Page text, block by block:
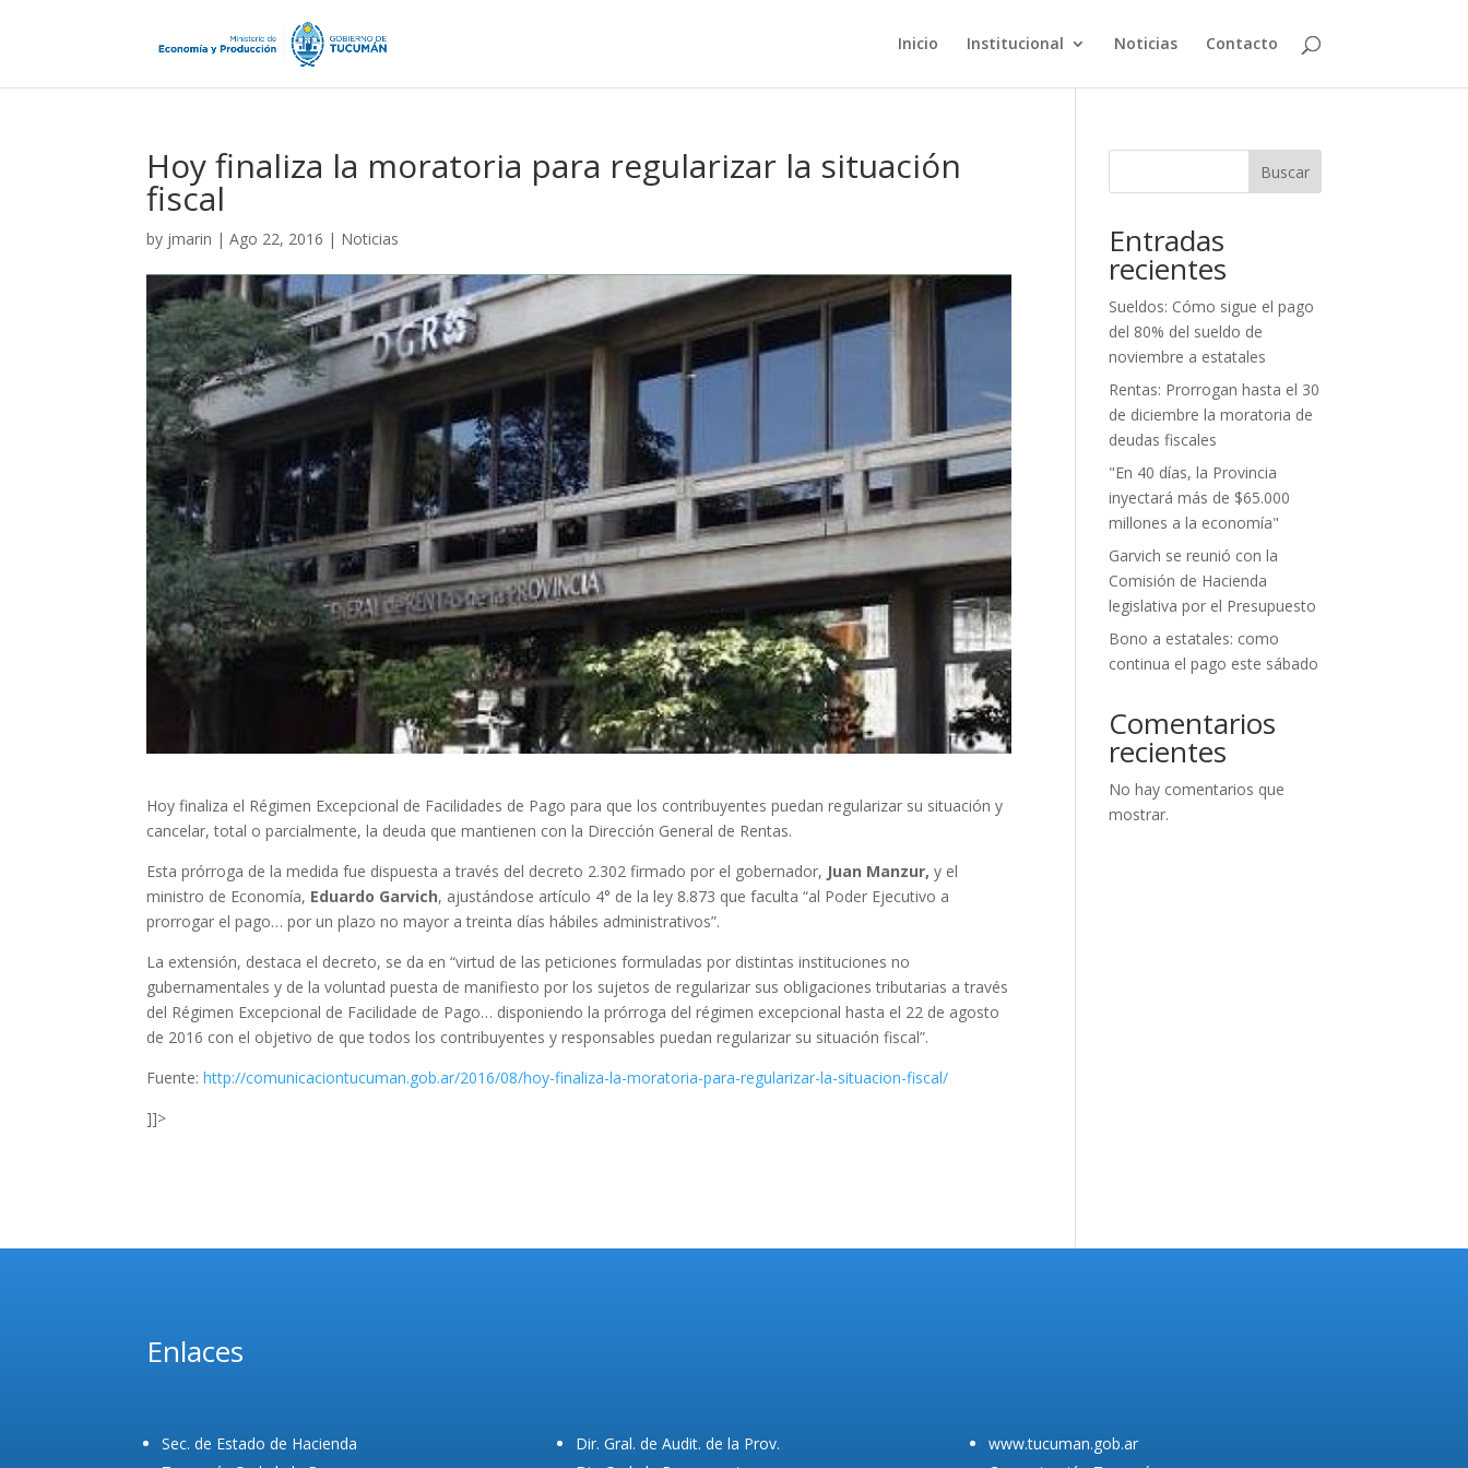
Inicio Institucional Noticias Contacto
Hoy finaliza la moratoria para regularizar la situación
fiscal
by jmarin |Ago 22, 2016 | Noticias
Hoy finaliza el Régimen Excepcional de Facilidades de Pago para que los contribuyentes puedan regularizar su situación y
cancelar, total o parcialmente, la deuda que mantienen con la Dirección General de Rentas.
Esta prórroga de la medida fue dispuesta a través del decreto 2.302 firmado por el gobernador, Juan Manzur, y el
ministro de Economía, Eduardo Garvich, ajustándose artículo 4° de la ley 8.873 que faculta “al Poder Ejecutivo a
prorrogar el pago… por un plazo no mayor a treinta días hábiles administrativos”.
La extensión, destaca el decreto, se da en “virtud de las peticiones formuladas por distintas instituciones no
gubernamentales y de la voluntad puesta de manifiesto por los sujetos de regularizar sus obligaciones tributarias a través
del Régimen Excepcional de Facilidade de Pago… disponiendo la prórroga del régimen excepcional hasta el 22 de agosto
de 2016 con el objetivo de que todos los contribuyentes y responsables puedan regularizar su situación fiscal”.
Fuente:http://comunicaciontucuman.gob.ar/2016/08/hoy-finaliza-la-moratoria-para-regularizar-la-situacion-fiscal/
]]>
Buscar
Entradas
recientes
Sueldos: Cómo sigue el pago
del 80% del sueldo de
noviembre a estatales
Rentas: Prorrogan hasta el 30
de diciembre la moratoria de
deudas fiscales
"En 40 días, la Provincia
inyectará más de $65.000
millones a la economía"
Garvich se reunió con la
Comisión de Hacienda
legislativa por el Presupuesto
Bono a estatales: como
continua el pago este sábado
Comentarios
recientes
No hay comentarios que
mostrar.
Enlaces
Sec. de Estado de Hacienda
Dir. Gral. de Audit. de la Prov.
www.tucuman.gob.ar